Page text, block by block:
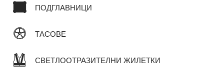
ПОДГЛАВНИЦИ
ТАСОВЕ
СВЕТЛООТРАЗИТЕЛНИ ЖИЛЕТКИ